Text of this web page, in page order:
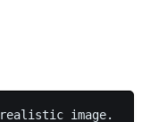
image.